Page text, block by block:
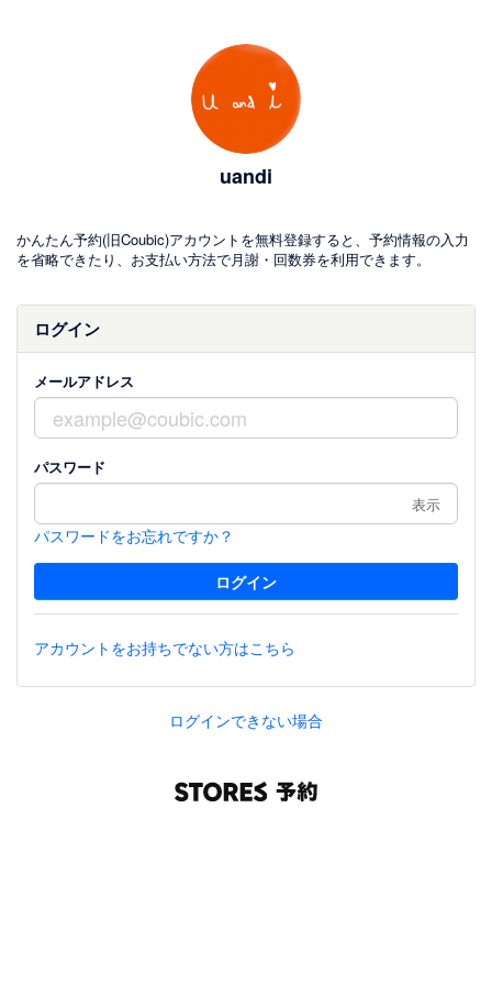
uandi
かんたん予約(旧Coubic)アカウントを無料登録すると、予約情報の入力
を省略できたり、お支払い方法で月謝・回数券を利用できます。
ログイン
メールアドレス
パスワード
表示
パスワードをお忘れですか？
アカウントをお持ちでない方はこちら
ログインできない場合